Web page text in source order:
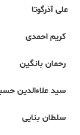
علی آذرگوتا
کریم احمدی
رحمان بانگین
سید علاءالدین
سلطان بنایی